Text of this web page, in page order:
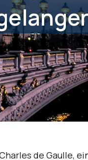
de Gaulle,